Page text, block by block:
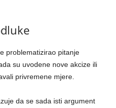
problematizirao pitanje
su uvodene nove akcize ili
privremene mjere.
da se sada isti argument